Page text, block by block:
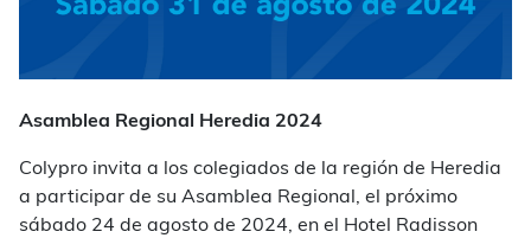
Asamblea Regional Heredia 2024
Colypro invita a los colegiados de la región de Heredia
a participar de su Asamblea Regional, el próximo
sábado 24 de agosto de 2024, en el Hotel Radisson